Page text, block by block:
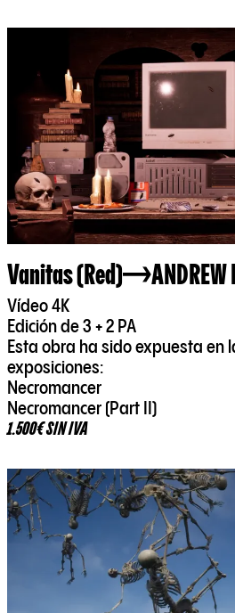
Vanitas (Red) ANDREW
Vídeo 4K
Edición de 3 + 2 PA
Esta obra ha sido expuesta en
exposiciones:
Necromancer
Necromancer (Part II)
1.500€ SIN IVA